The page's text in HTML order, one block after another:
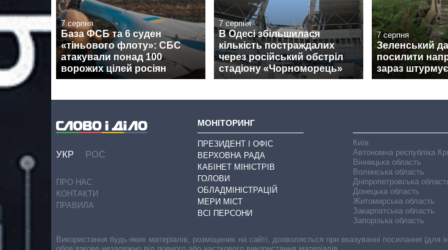
7 серпня
База ФСБ та 6 суден
«тіньового флоту»: СБС
атакували понад 100
ворожих цілей росіян
7 серпня
В Одесі збільшилася
кількість постраждалих
через російський обстріл
стадіону «Чорноморець»
7 серпня
Зеленський
посилити
зараз
УКР РОС
ПРО НАС
КОНТАКТИ
ПРАВИЛА
МОНІТОРИНГ
ПРЕЗИДЕНТ І ОФІС
ВЕРХОВНА РАДА
КАБІНЕТ МІНІСТРІВ
ГОЛОВИ
ОБЛАДМІНІСТРАЦІЙ
МЕРИ МІСТ
ВСІ ПЕРСОНИ
Київ
Автономна республіка
Вінницька область
Волинська область
Дніпропетровська
Донецька область
Житомирська область
Закарпатська область
Запорізька область
Використання будь-яких матеріалів, розміщених на сайті, дозволяється при вказуванні посилання